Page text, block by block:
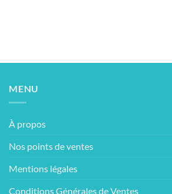
MENU
À propos
Nos points de ventes
Mentions légales
Conditions Générales de Ventes